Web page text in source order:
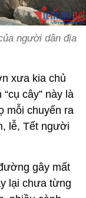
người dân địa
xưa kia chủ
cây” này là
mỗi chuyến ra
lễ, Tết người
gây mất
lại chưa từng